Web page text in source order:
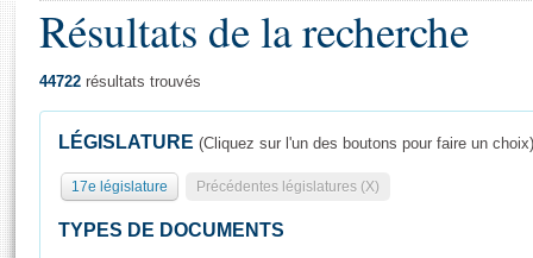
Présidence
Séance publique
Général
Rôle et pouvoirs de l'Assemblée
Visiter l'Assemblée
Résultats de la recherche
44722 résultats trouvés
LÉGISLATURE (Cliquez sur l'un des boutons pour faire un choix)
17e législature Précédentes législatures (X)
TYPES DE DOCUMENTS